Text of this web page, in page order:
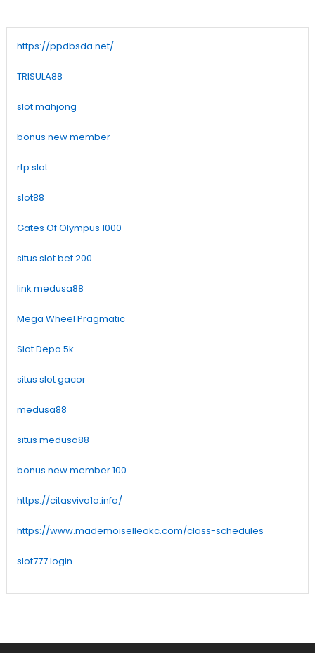
https://ppdbsda.net/
TRISULA88
slot mahjong
bonus new member
rtp slot
slot88
Gates Of Olympus 1000
situs slot bet 200
link medusa88
Mega Wheel Pragmatic
Slot Depo 5k
situs slot gacor
medusa88
situs medusa88
bonus new member 100
https://citasviva1a.info/
https://www.mademoiselleokc.com/class-schedules
slot777 login